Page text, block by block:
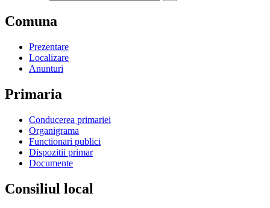
Comuna
Prezentare
Localizare
Anunturi
Primaria
Conducerea primariei
Organigrama
Functionari publici
Dispozitii primar
Documente
Consiliul local